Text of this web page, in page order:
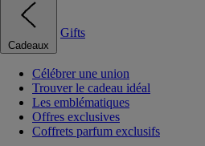
Cadeaux
Gifts
Célébrer une union
Trouver le cadeau idéal
Les emblématiques
Offres exclusives
Coffrets parfum exclusifs